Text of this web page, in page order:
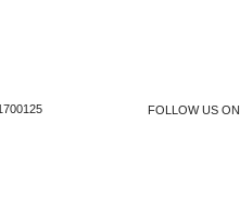
FOLLOW US